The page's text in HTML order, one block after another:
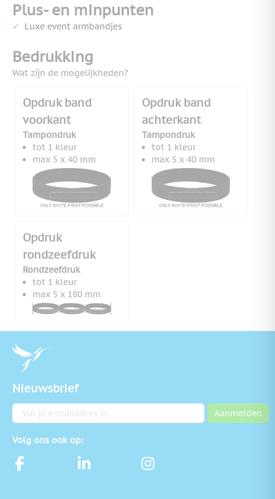
Plus- en minpunten
Luxe event armbandjes
Bedrukking
Wat zijn de mogelijkheden?
Opdruk band
voorkant
Tampondruk
tot 1 kleur
max 5 x 40 mm
Opdruk band
achterkant
Tampondruk
tot 1 kleur
max 5 x 40 mm
Opdruk
rondzeefdruk
Rondzeefdruk
tot 1 kleur
max 5 x 180 mm
Nieuwsbrief
E-mailadres Aanmelden
Volg ons ook op: